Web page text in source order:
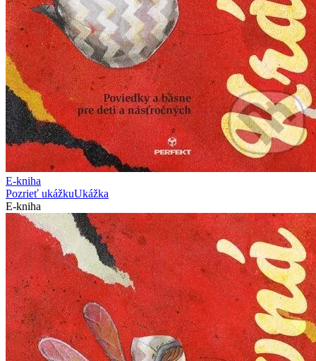
E-kniha
Pozrieť ukážkuUkážka
E-kniha